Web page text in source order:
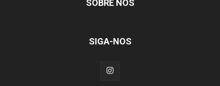
SOBRE NÓS
SIGA-NOS